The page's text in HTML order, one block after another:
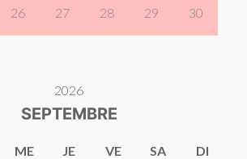
26 27 28 29 30
2026
SEPTEMBRE
ME JE VE SA DI